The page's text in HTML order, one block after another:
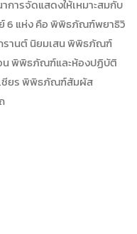
การจัดแสดงให้เหมาะสมกับ
6 แห่ง คือ พิพิธภัณฑ์พยาธิวิ
รานต์ นิยมเสน พิพิธภัณฑ์
พิพิธภัณฑ์และห้องปฏิบัติ
เชียร พิพิธภัณฑ์สัมผัส